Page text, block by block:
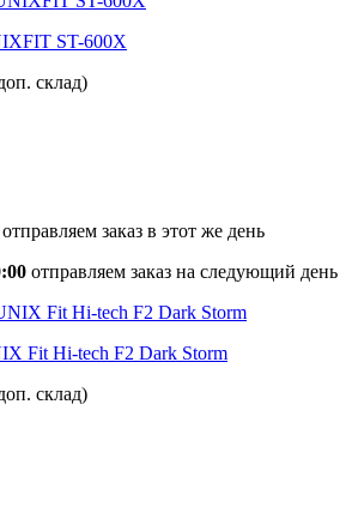
ST-600X
склад)
отправляем заказ в этот же день
отправляем заказ на следующий день
Fit Hi-tech F2 Dark Storm
склад)